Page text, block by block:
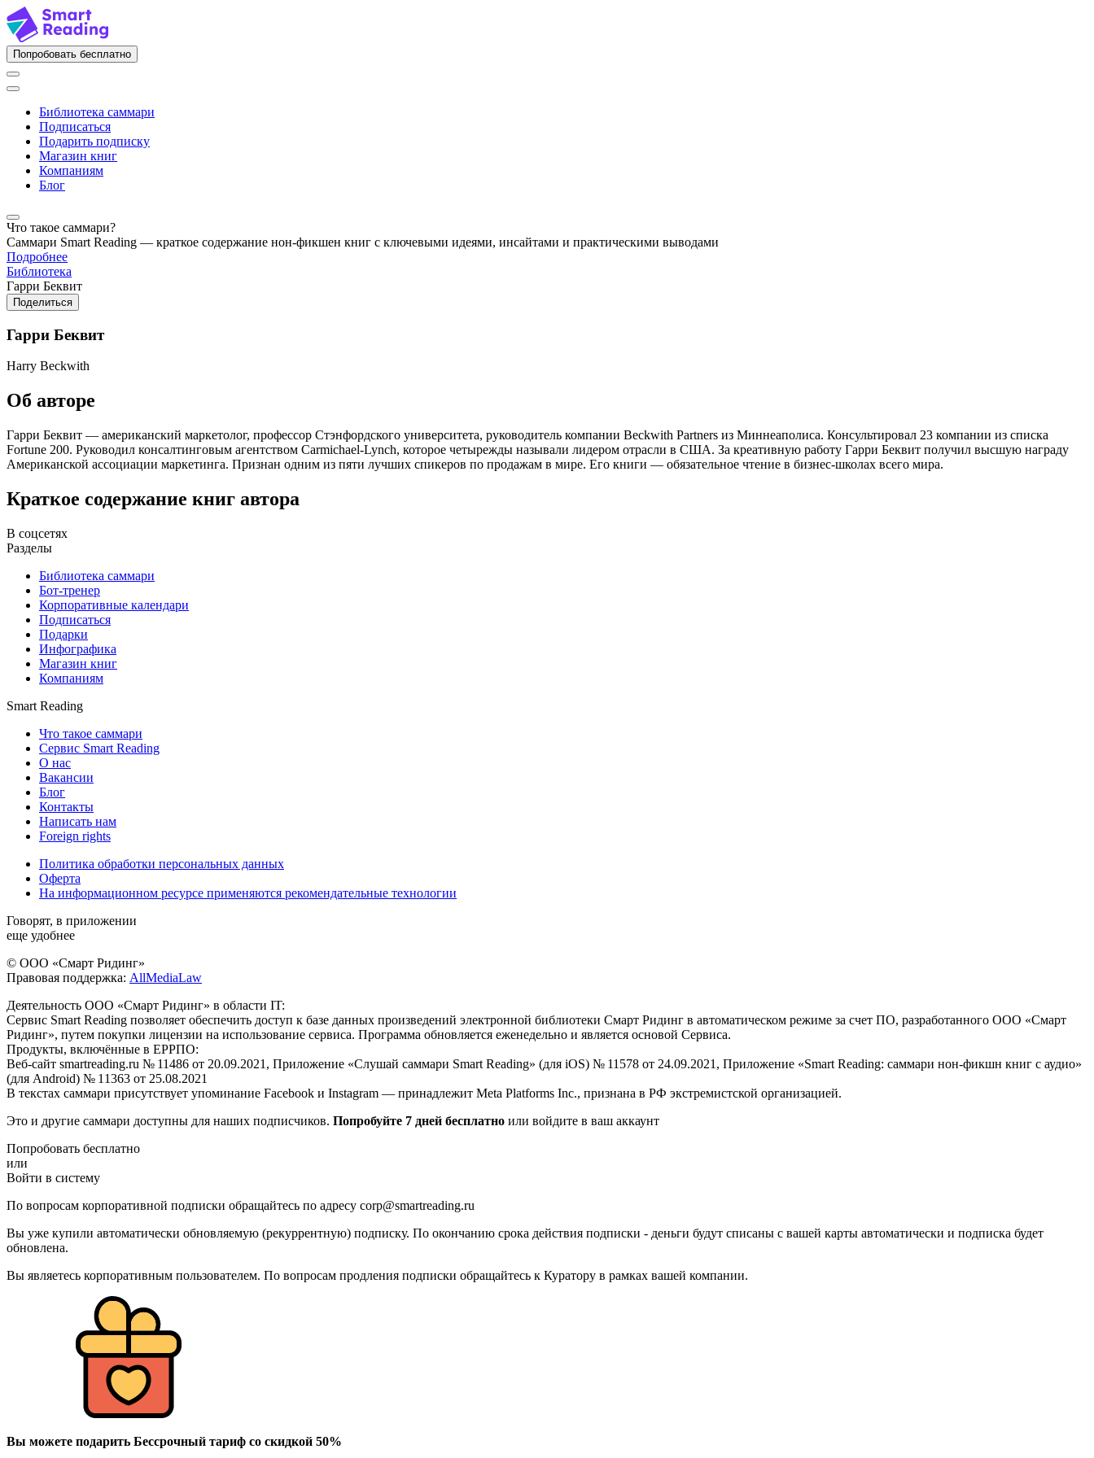
Попробовать бесплатно
Библиотека саммари
Подписаться
Подарить подписку
Магазин книг
Компаниям
Блог
Что такое саммари?
Саммари Smart Reading — краткое содержание нон-фикшен книг с ключевыми идеями, инсайтами и практическими выводами
Подробнее
Библиотека
Гарри Беквит
Поделиться
Гарри Беквит
Harry Beckwith
Об авторе
Гарри Беквит — американский маркетолог, профессор Стэнфордского университета, руководитель компании Beckwith Partners из Миннеаполиса. Консультировал 23 компании из списка
Fortune 200. Руководил консалтинговым агентством Carmichael-Lynch, которое четырежды называли лидером отрасли в США. За креативную работу Гарри Беквит получил высшую награду
Американской ассоциации маркетинга. Признан одним из пяти лучших спикеров по продажам в мире. Его книги — обязательное чтение в бизнес-школах всего мира.
Краткое содержание книг автора
В соцсетях
Разделы
Библиотека саммари
Бот-тренер
Корпоративные календари
Подписаться
Подарки
Инфографика
Магазин книг
Компаниям
Smart Reading
Что такое саммари
Сервис Smart Reading
О нас
Вакансии
Блог
Контакты
Написать нам
Foreign rights
Политика обработки персональных данных
Оферта
На информационном ресурсе применяются рекомендательные технологии
Говорят, в приложении
еще удобнее
© ООО «Смарт Ридинг»
Правовая поддержка: AllMediaLaw
Деятельность ООО «Смарт Ридинг» в области IT:
Сервис Smart Reading позволяет обеспечить доступ к базе данных произведений электронной библиотеки Смарт Ридинг в автоматическом режиме за счет ПО, разработанного ООО «Смарт
Ридинг», путем покупки лицензии на использование сервиса. Программа обновляется еженедельно и является основой Сервиса.
Продукты, включённые в ЕРРПО:
Веб-сайт smartreading.ru № 11486 от 20.09.2021, Приложение «Слушай саммари Smart Reading» (для iOS) № 11578 от 24.09.2021, Приложение «Smart Reading: саммари нон-фикшн книг с аудио»
(для Android) № 11363 от 25.08.2021
В текстах саммари присутствует упоминание Facebook и Instagram — принадлежит Meta Platforms Inc., признана в РФ экстремистской организацией.
Это и другие саммари доступны для наших подписчиков. Попробуйте 7 дней бесплатно или войдите в ваш аккаунт
Попробовать бесплатно
или
Войти в систему
По вопросам корпоративной подписки обращайтесь по адресу corp@smartreading.ru
Вы уже купили автоматически обновляемую (рекуррентную) подписку. По окончанию срока действия подписки - деньги будут списаны с вашей карты автоматически и подписка будет
обновлена.
Вы являетесь корпоративным пользователем. По вопросам продления подписки обращайтесь к Куратору в рамках вашей компании.
Вы можете подарить Бессрочный тариф со скидкой 50%